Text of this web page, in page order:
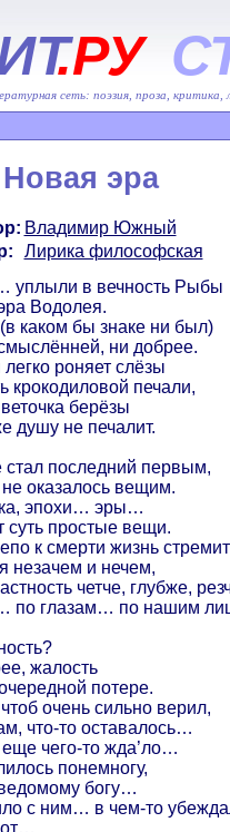
.РУ
сеть: поэзия, проза, критика,
Новая эра
Владимир Южный
Лирика философская
уплыли в вечность Рыбы
Водолея.
каком бы знаке ни был)
ни добрее.
роняет слёзы
крокодиловой печали,
берёзы
душу не печалит.
стал последний первым,
оказалось вещим.
эпохи… эры…
суть простые вещи.
к смерти жизнь
незачем и нечем,
четче, глубже,
по глазам… по нашим
жалость
потере.
очень сильно верил,
что-то оставалось…
чего-то жда’ло…
понемногу,
богу…
с ним… в чем-то